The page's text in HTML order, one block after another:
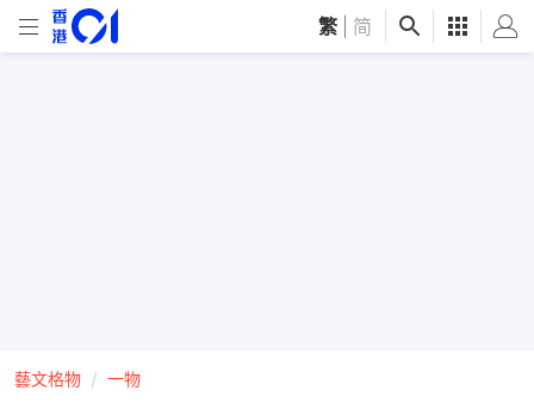
繁 简
藝文格物 一物